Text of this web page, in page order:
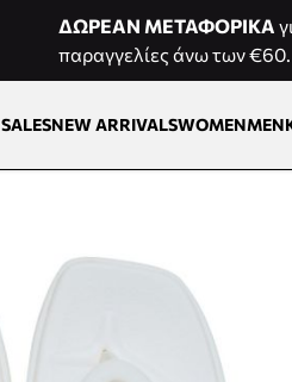
ΔΩΡΕΑΝ ΜΕΤΑΦΟΡΙΚΑ
παραγγελίες άνω των €60.
SALESNEW ARRIVALSWOMENMEN